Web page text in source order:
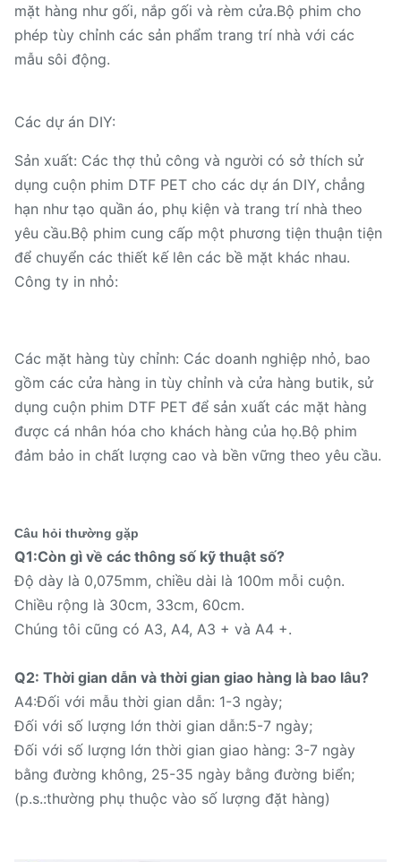
mặt hàng như gối, nắp gối và rèm cửa.Bộ phim cho
phép tùy chỉnh các sản phẩm trang trí nhà với các
mẫu sôi động.
Các dự án DIY:
Sản xuất: Các thợ thủ công và người có sở thích sử
dụng cuộn phim DTF PET cho các dự án DIY, chẳng
hạn như tạo quần áo, phụ kiện và trang trí nhà theo
yêu cầu.Bộ phim cung cấp một phương tiện thuận tiện
để chuyển các thiết kế lên các bề mặt khác nhau.
Công ty in nhỏ:
Các mặt hàng tùy chỉnh: Các doanh nghiệp nhỏ, bao
gồm các cửa hàng in tùy chỉnh và cửa hàng butik, sử
dụng cuộn phim DTF PET để sản xuất các mặt hàng
được cá nhân hóa cho khách hàng của họ.Bộ phim
đảm bảo in chất lượng cao và bền vững theo yêu cầu.
Câu hỏi thường gặp
Q1:Còn gì về các thông số kỹ thuật số?
Độ dày là 0,075mm, chiều dài là 100m mỗi cuộn.
Chiều rộng là 30cm, 33cm, 60cm.
Chúng tôi cũng có A3, A4, A3 + và A4 +.
Q2: Thời gian dẫn và thời gian giao hàng là bao lâu?
A4:Đối với mẫu thời gian dẫn: 1-3 ngày;
Đối với số lượng lớn thời gian dẫn:5-7 ngày;
Đối với số lượng lớn thời gian giao hàng: 3-7 ngày
bằng đường không, 25-35 ngày bằng đường biển;
(p.s.:thường phụ thuộc vào số lượng đặt hàng)